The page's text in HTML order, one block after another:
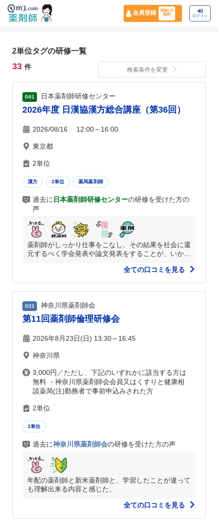
会員登録
登録1分
無料
ログイン
2単位タグの研修一覧
33 件 検索条件を変更
G01 日本薬剤師研修センター
2026年度 日漢協漢方総合講座（第36回）
2026/08/16 12:00～16:00
東京都
2単位
漢方 2単位 薬局薬剤師
過去に 日本薬剤師研修センターの研修を受けた方の
声
薬剤師がしっかり仕事をこなし、その結果を社会に還
元するべく学会発表や論文発表をすることが、いか...
全ての口コミを見る
G21 神奈川県薬剤師会
第11回薬剤師倫理研修会
2026年8月23日(日) 13:30～16:45
神奈川県
3,000円／ただし、下記のいずれかに該当する方は
無料 ・神奈川県薬剤師会会員又はくすりと健康相
談薬局(注)勤務者で事前申込みされた方
2単位
2単位
過去に神奈川県薬剤師会の研修を受けた方の声
年配の薬剤師と新米薬剤師と、学習したことが違って
も理解出来る内容と感じた。
全ての口コミを見る